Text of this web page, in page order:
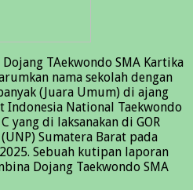
TAekwondo SMA Kartika
nama sekolah dengan
(Juara Umum) di ajang
Indonesia National Taekwondo
yang di laksanakan di GOR
Sumatera Barat pada
Sebuah kutipan laporan
Dojang Taekwondo SMA